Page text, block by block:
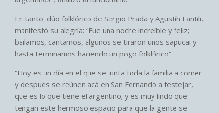
En tanto, dúo folklórico de Sergio Prada y Agustín Fantili,
manifestó su alegría: “Fue una noche increíble y feliz;
bailamos, cantamos, algunos se tiraron unos sapucai y
hasta terminamos haciendo un pogo folklórico”.
“Hoy es un día en el que se junta toda la familia a comer
y después se reúnen acá en San Fernando a festejar,
que es lo que tiene el argentino; y es muy lindo que
tengan este hermoso espacio para que la gente se